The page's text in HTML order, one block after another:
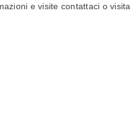
e visite contattaci o visita